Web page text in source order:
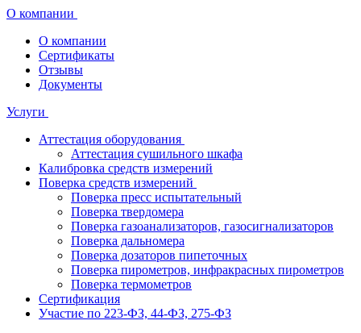
О компании
О компании
Сертификаты
Отзывы
Документы
Услуги
Аттестация оборудования
Аттестация сушильного шкафа
Калибровка средств измерений
Поверка средств измерений
Поверка пресс испытательный
Поверка твердомера
Поверка газоанализаторов, газосигнализаторов
Поверка дальномера
Поверка дозаторов пипеточных
Поверка пирометров, инфракрасных пирометров
Поверка термометров
Сертификация
Участие по 223-ФЗ, 44-ФЗ, 275-ФЗ